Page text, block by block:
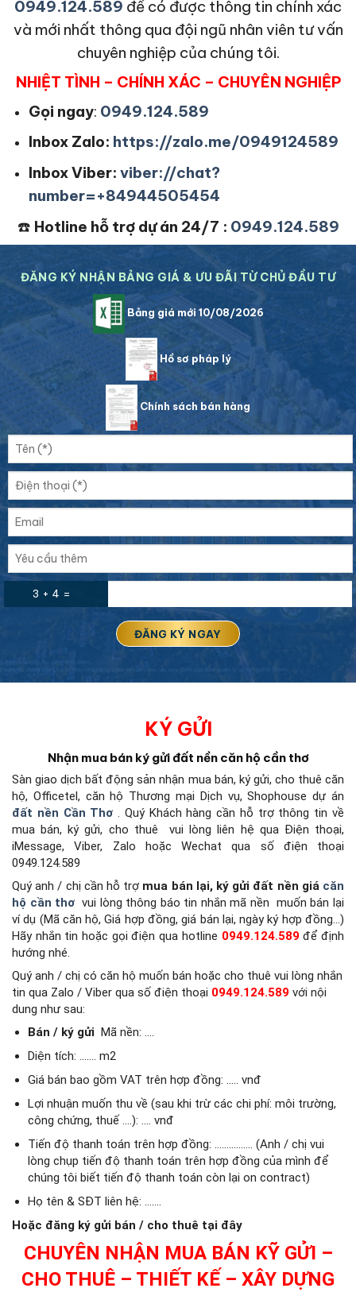
0949.124.589 để có được thông tin chính xác
và mới nhất thông qua đội ngũ nhân viên tư vấn
chuyên nghiệp của chúng tôi.
NHIỆT TÌNH – CHÍNH XÁC – CHUYÊN NGHIỆP
Gọi ngay: 0949.124.589
Inbox Zalo: https://zalo.me/0949124589
Inbox Viber: viber://chat?
number=+84944505454
☎️ Hotline hỗ trợ dự án 24/7 : 0949.124.589
ĐĂNG KÝ NHẬN BẢNG GIÁ & ƯU ĐÃI TỪ CHỦ ĐẦU TƯ
Bảng giá mới 10/08/2026
Hồ sơ pháp lý
Chính sách bán hàng
3 + 4 =
KÝ GỬI
Nhận mua bán ký gửi đất nền căn hộ cần thơ
Sàn giao dịch bất động sảnnhận mua bán, ký gửi, cho thuê căn
hộ, Officetel, căn hộ Thương mại Dịch vụ, Shophouse dự án
đất nền Cần Thơ . Quý Khách hàng cần hỗ trợ thông tin về
mua bán, ký gửi, cho thuê
vui lòng liên hệ qua Điện thoại,
iMessage, Viber, Zalo hoặc Wechat qua số điện thoại
0949.124.589
Quý anh / chị cần hỗ trợ mua bán lại, ký gửi đất nền giá căn
hộ cần thơ vui lòng thông báo tin nhắn mã nền muốn bán lại
ví dụ (Mã căn hộ, Giá hợp đồng, giá bán lại, ngày ký hợp đồng…)
Hãy nhắn tin hoặc gọi điện qua hotline 0949.124.589để định
hướng nhé.
Quý anh / chị có căn hộ muốn bán hoặc cho thuê vui lòng nhắn
tin qua Zalo / Viber qua số điện thoại 0949.124.589 với nội
dung như sau:
Bán / ký gửi Mã nền: ….
Diện tích: ……. m2
Giá bán bao gồm VAT trên hợp đồng: ….. vnđ
Lợi nhuận muốn thu về (sau khi trừ các chi phí: môi trường,
công chứng, thuế ….): …. vnđ
Tiến độ thanh toán trên hợp đồng: ……………. (Anh / chị vui
lòng chụp tiến độ thanh toán trên hợp đồng của mình để
chúng tôi biết tiến độ thanh toán còn lại on contract)
Họ tên & SĐT liên hệ: …….
Hoặc đăng ký gửi bán / cho thuê tại đây
CHUYÊN NHẬN MUA BÁN KỸ GỬI –
CHO THUÊ – THIẾT KẾ – XÂY DỰNG